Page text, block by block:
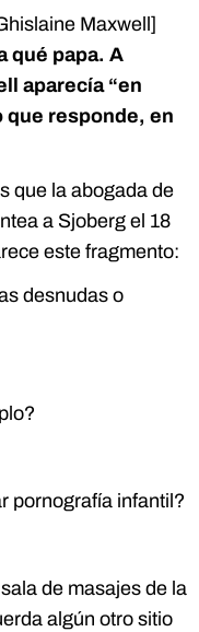
Maxwell]
qué papa. A
aparecía “en
que responde, en
que la abogada de
a Sjoberg el 18
este fragmento:
desnudas o
pornografía infantil?
de masajes de la
algún otro sitio